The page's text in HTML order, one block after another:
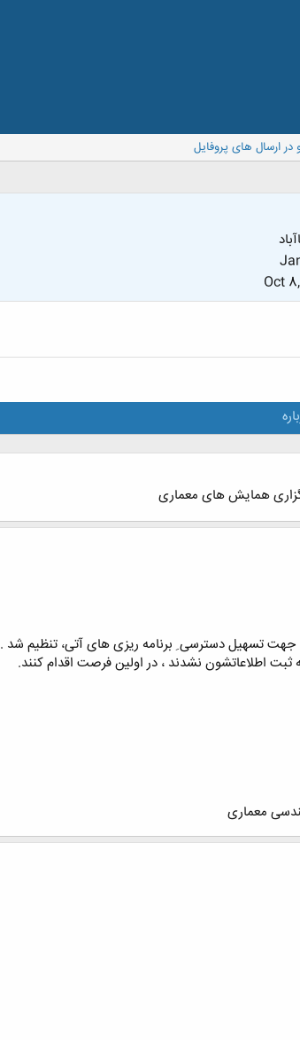
ارسال های پروفایل
Oct
همایش های معماری
تسهیل دسترسی ِ برنامه ریزی های آتی، تنظیم شد .
اطلاعاتشون نشدند ، در اولین فرصت اقدام کنند.
معماری